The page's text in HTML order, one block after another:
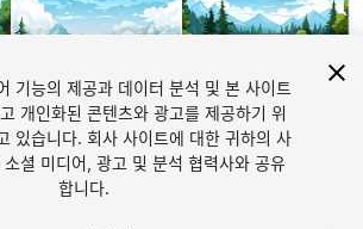
1/25
기능의 제공과 데이터 분석 및 본 사이트
개인화된 콘텐츠와 광고를 제공하기 위
있습니다. 회사 사이트에 대한 귀하의 사
셜 미디어, 광고 및 분석 협력사와 공유
합니다.